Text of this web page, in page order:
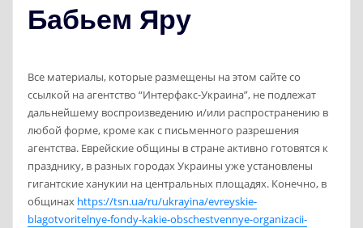
Бабьем Яру
Все материалы, которые размещены на этом сайте со
ссылкой на агентство “Интерфакс-Украина”, не подлежат
дальнейшему воспроизведению и/или распространению в
любой форме, кроме как с письменного разрешения
агентства. Еврейские общины в стране активно готовятся к
празднику, в разных городах Украины уже установлены
гигантские ханукии на центральных площадях. Конечно, в
общинах https://tsn.ua/ru/ukrayina/evreyskie-
blagotvoritelnye-fondy-kakie-obschestvennye-organizacii-